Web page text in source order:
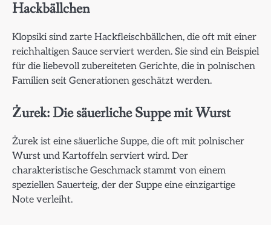
Hackbällchen
Klopsiki sind zarte Hackfleischbällchen, die oft mit einer
reichhaltigen Sauce serviert werden. Sie sind ein Beispiel
für die liebevoll zubereiteten Gerichte, die in polnischen
Familien seit Generationen geschätzt werden.
Żurek: Die säuerliche Suppe mit Wurst
Żurek ist eine säuerliche Suppe, die oft mit polnischer
Wurst und Kartoffeln serviert wird. Der
charakteristische Geschmack stammt von einem
speziellen Sauerteig, der der Suppe eine einzigartige
Note verleiht.